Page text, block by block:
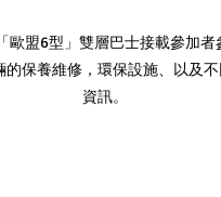
歐盟6型」雙層巴士接載參加
保養維修，環保設施、以及
資訊。